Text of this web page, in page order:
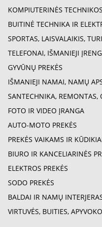
KOMPIUTERINĖS
BUITINĖ TECHNIKA IR
SPORTAS, LAISVALAIKIS,
TELEFONAI, IŠMANIEJI
GYVŪNŲ PREKĖS
IŠMANIEJI NAMAI, NAMŲ
SANTECHNIKA, REMONTAS,
FOTO IR VIDEO ĮRANGA
AUTO-MOTO PREKĖS
PREKĖS VAIKAMS IR
BIURO IR KANCELIARINĖS
ELEKTROS PREKĖS
SODO PREKĖS
BALDAI IR NAMŲ
VIRTUVĖS, BUITIES,